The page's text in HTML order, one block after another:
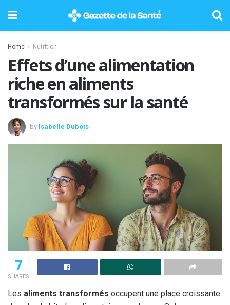
Home Nutrition
Effets d’une alimentation
riche en aliments
transformés sur la santé
by Isabelle Dubois
7
SHARES
Les aliments transformés occupent une place croissante